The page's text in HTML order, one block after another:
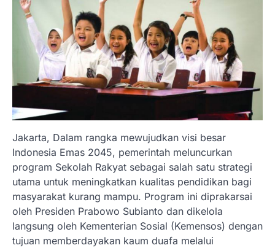
Jakarta, Dalam rangka mewujudkan visi besar
Indonesia Emas 2045, pemerintah meluncurkan
program Sekolah Rakyat sebagai salah satu strategi
utama untuk meningkatkan kualitas pendidikan bagi
masyarakat kurang mampu. Program ini diprakarsai
oleh Presiden Prabowo Subianto dan dikelola
langsung oleh Kementerian Sosial (Kemensos) dengan
tujuan memberdayakan kaum duafa melalui